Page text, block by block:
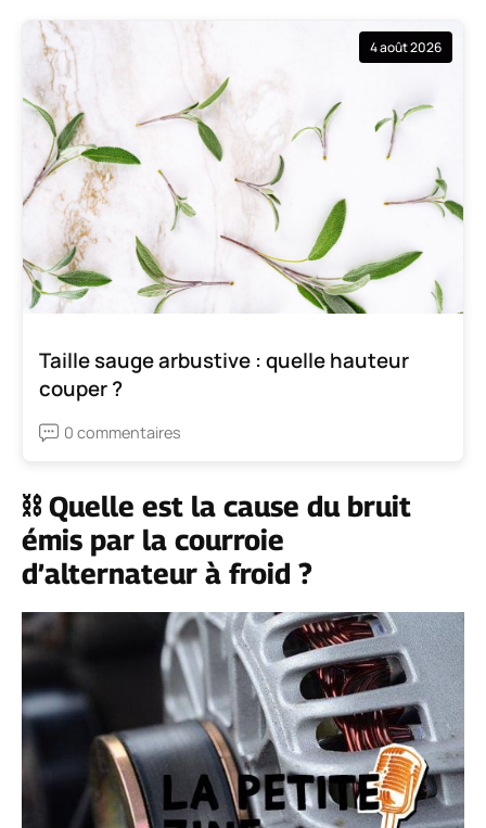
4 août 2026
Taille sauge arbustive : quelle hauteur
couper ?
0 commentaires
⛓️ Quelle est la cause du bruit
émis par la courroie
d’alternateur à froid ?